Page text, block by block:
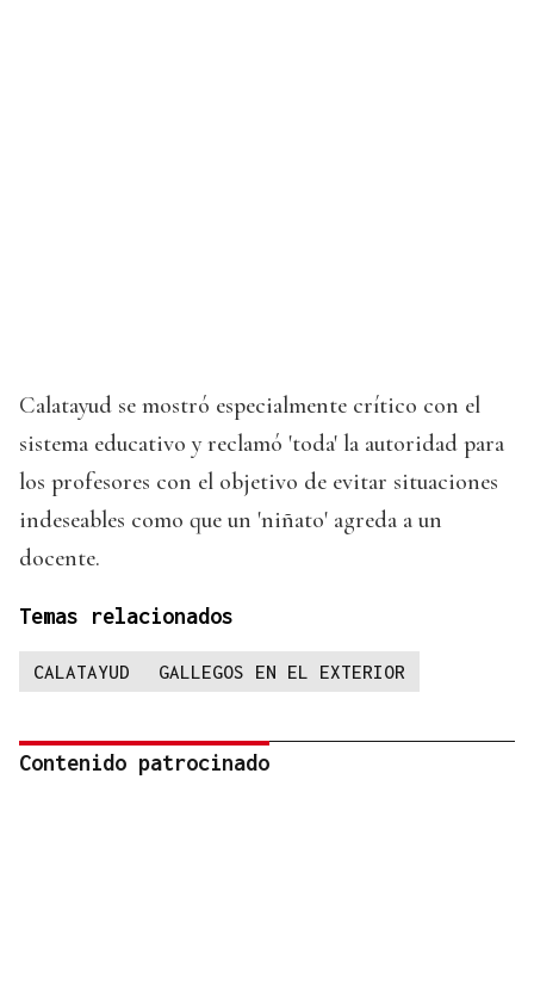
Calatayud se mostró especialmente crítico con el
sistema educativo y reclamó 'toda' la autoridad para
los profesores con el objetivo de evitar situaciones
indeseables como que un 'niñato' agreda a un
docente.
Temas relacionados
CALATAYUD GALLEGOS EN EL EXTERIOR
Contenido patrocinado